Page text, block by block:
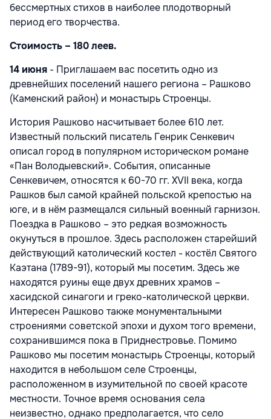
бессмертных стихов в наиболее плодотворный
период его творчества.
Стоимость – 180 леев.
14 июня - Приглашаем вас посетить одно из
древнейших поселений нашего региона – Рашково
(Каменский район) и монастырь Строенцы.
История Рашково насчитывает более 610 лет.
Известный польский писатель Генрик Сенкевич
описал город в популярном историческом романе
«Пан Володыевский». События, описанные
Сенкевичем, относятся к 60-70 гг. XVII века, когда
Рашков был самой крайней польской крепостью на
юге, и в нём размещался сильный военный гарнизон.
Поездка в Рашково – это редкая возможность
окунуться в прошлое. Здесь расположен старейший
действующий католический костел - костёл Святого
Каэтана (1789-91), который мы посетим. Здесь же
находятся руины еще двух древних храмов –
хасидской синагоги и греко-католической церкви.
Интересен Рашково также монументальными
строениями советской эпохи и духом того времени,
сохранившимся пока в Приднестровье. Помимо
Рашково мы посетим монастырь Строенцы, который
находится в небольшом селе Строенцы,
расположенном в изумительной по своей красоте
местности. Точное время основания села
неизвестно, однако предполагается, что село